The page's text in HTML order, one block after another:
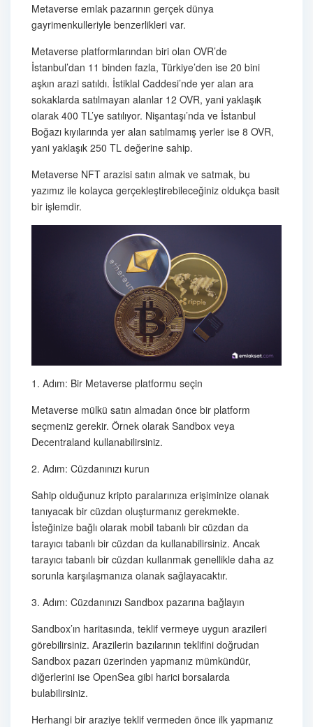
Metaverse emlak pazarının gerçek dünya
gayrimenkulleriyle benzerlikleri var.
Metaverse platformlarından biri olan OVR’de
İstanbul’dan 11 binden fazla, Türkiye’den ise 20 bini
aşkın arazi satıldı. İstiklal Caddesi’nde yer alan ara
sokaklarda satılmayan alanlar 12 OVR, yani yaklaşık
olarak 400 TL’ye satılıyor. Nişantaşı’nda ve İstanbul
Boğazı kıyılarında yer alan satılmamış yerler ise 8 OVR,
yani yaklaşık 250 TL değerine sahip.
Metaverse NFT arazisi satın almak ve satmak, bu
yazımız ile kolayca gerçekleştirebileceğiniz oldukça basit
bir işlemdir.
1. Adım: Bir Metaverse platformu seçin
Metaverse mülkü satın almadan önce bir platform
seçmeniz gerekir. Örnek olarak Sandbox veya
Decentraland kullanabilirsiniz.
2. Adım: Cüzdanınızı kurun
Sahip olduğunuz kripto paralarınıza erişiminize olanak
tanıyacak bir cüzdan oluşturmanız gerekmekte.
İsteğinize bağlı olarak mobil tabanlı bir cüzdan da
tarayıcı tabanlı bir cüzdan da kullanabilirsiniz. Ancak
tarayıcı tabanlı bir cüzdan kullanmak genellikle daha az
sorunla karşılaşmanıza olanak sağlayacaktır.
3. Adım: Cüzdanınızı Sandbox pazarına bağlayın
Sandbox’ın haritasında, teklif vermeye uygun arazileri
görebilirsiniz. Arazilerin bazılarının teklifini doğrudan
Sandbox pazarı üzerinden yapmanız mümkündür,
diğerlerini ise OpenSea gibi harici borsalarda
bulabilirsiniz.
Herhangi bir araziye teklif vermeden önce ilk yapmanız